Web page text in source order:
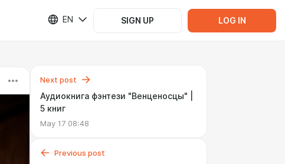
EN SIGN UP LOG IN
Next post
Аудиокнига фэнтези "Венценосцы" |
5 книг
May 17 08:48
Previous post